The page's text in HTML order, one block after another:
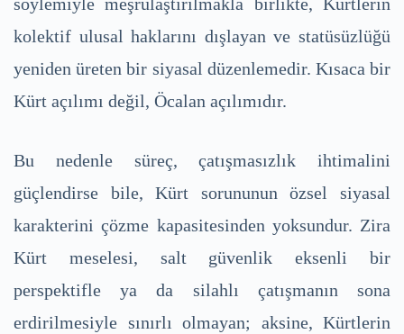
kolektif ulusal haklarını dışlayan ve statüsüzlüğü
yeniden üreten bir siyasal düzenlemedir. Kısaca bir
Kürt açılımı değil, Öcalan açılımıdır.
Bu nedenle süreç, çatışmasızlık ihtimalini
güçlendirse bile, Kürt sorununun özsel siyasal
karakterini çözme kapasitesinden yoksundur. Zira
Kürt meselesi, salt güvenlik eksenli bir
perspektifle ya da silahlı çatışmanın sona
erdirilmesiyle sınırlı olmayan; aksine, Kürtlerin